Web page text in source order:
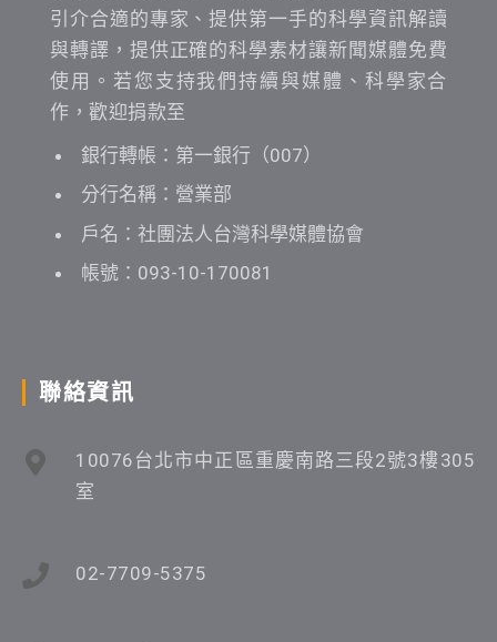
引介合適的專家、提供第一手的科學資訊解讀
與轉譯，提供正確的科學素材讓新聞媒體免費
使用。若您支持我們持續與媒體、科學家合
作，歡迎捐款至
銀行轉帳：第一銀行（007）
分行名稱：營業部
戶名：社團法人台灣科學媒體協會
帳號：093-10-170081
聯絡資訊
10076台北市中正區重慶南路三段2號3樓305
室
02-7709-5375